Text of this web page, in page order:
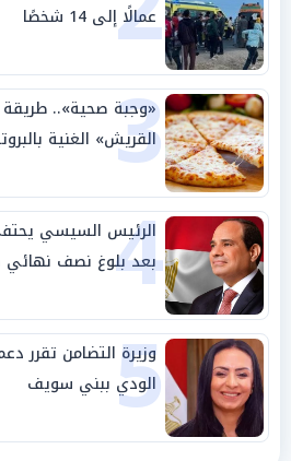
عمالًا إلى 14 شخصًا
3
«وجبة صحية».. طريقة
القريش» الغنية
4
الرئيس السيسي
بعد بلوغ نصف نهائي
5
وزيرة التضامن تقرر
الودي ببني سويف